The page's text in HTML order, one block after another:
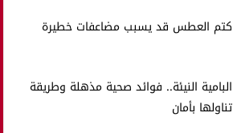
كتم العطس قد يسبب مضاعفات خطيرة
البامية النيئة.. فوائد صحية مذهلة وطريقة
تناولها بأمان